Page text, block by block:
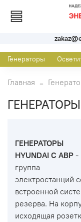
Генераторы
Главная
ГЕНЕРАТОРЫ
HYUNDAI С АВР -
группа
электростанций
встроенной
резерва. На
исходящая